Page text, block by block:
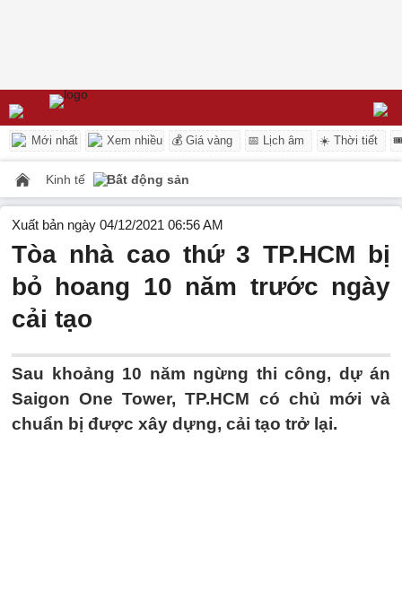
Mới nhất Xem nhiều 💰 Giá vàng 📅 Lịch âm ☀️ Thời tiết
Kinh tế Bất động sản
Xuất bản ngày 04/12/2021 06:56 AM
Tòa nhà cao thứ 3 TP.HCM bị
bỏ hoang 10 năm trước ngày
cải tạo
Sau khoảng 10 năm ngừng thi công, dự án
Saigon One Tower, TP.HCM có chủ mới và
chuẩn bị được xây dựng, cải tạo trở lại.